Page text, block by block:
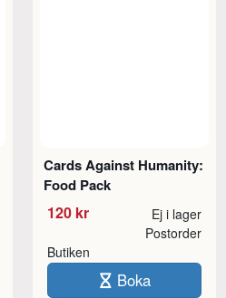
Cards Against Humanity:
Food Pack
120 kr Ej i lager
Butiken
Postorder
Boka